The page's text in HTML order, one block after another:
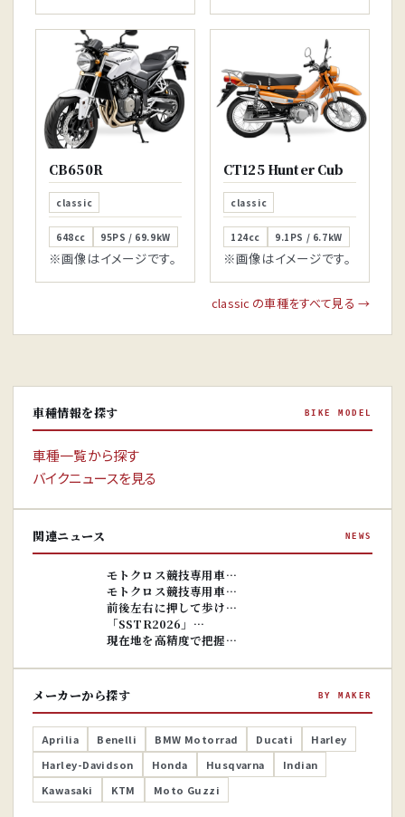
CB650R
classic
648cc 95PS / 69.9kW
※画像はイメージです。
CT125 Hunter Cub
classic
124cc 9.1PS / 6.7kW
※画像はイメージです。
classic の車種をすべて見る →
車種情報を探す BIKE MODEL
車種一覧から探す
バイクニュースを見る
関連ニュース NEWS
※画像はイ
モトクロス競技専用車…
モトクロス競技専用車…
前後左右に押して歩け…
「SSTR2026」…
現在地を高精度で把握…
メーカーから探す BY MAKER
Aprilia Benelli BMW Motorrad Ducati
Harley
Harley-Davidson
Honda Husqvarna
Indian
Kawasaki
KTM Moto Guzzi